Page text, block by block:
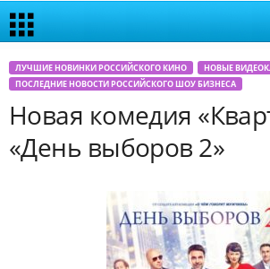
ЛУЧШИЕ НОВИНКИ РОССИЙСКОГО КИНО
НОВЫЕ
ПОСЛЕДНИЕ НОВОСТИ РОССИЙСКОГО ШОУ БИЗНЕСА
Новая комедия
«День выборов 2»